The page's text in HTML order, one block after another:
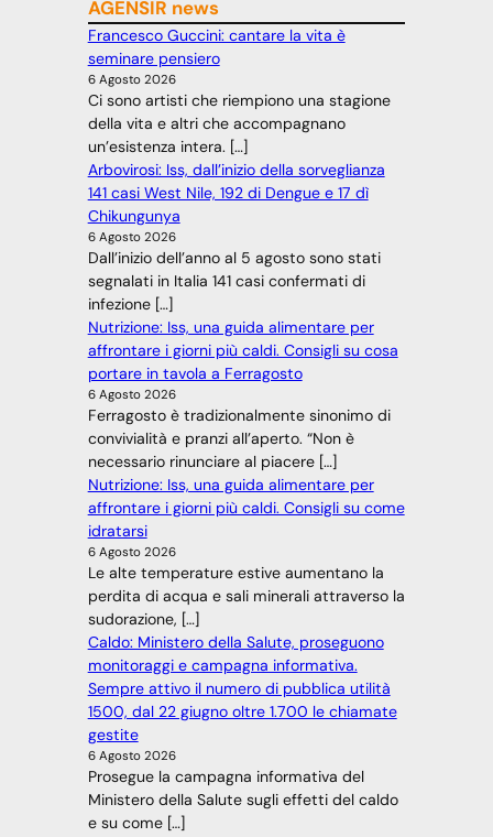
AGENSIR news
Francesco Guccini: cantare la vita è
seminare pensiero
6 Agosto 2026
Ci sono artisti che riempiono una stagione
della vita e altri che accompagnano
un’esistenza intera. […]
Arbovirosi: Iss, dall’inizio della sorveglianza
141 casi West Nile, 192 di Dengue e 17 dì
Chikungunya
6 Agosto 2026
Dall’inizio dell’anno al 5 agosto sono stati
segnalati in Italia 141 casi confermati di
infezione […]
Nutrizione: Iss, una guida alimentare per
affrontare i giorni più caldi. Consigli su cosa
portare in tavola a Ferragosto
6 Agosto 2026
Ferragosto è tradizionalmente sinonimo di
convivialità e pranzi all’aperto. “Non è
necessario rinunciare al piacere […]
Nutrizione: Iss, una guida alimentare per
affrontare i giorni più caldi. Consigli su come
idratarsi
6 Agosto 2026
Le alte temperature estive aumentano la
perdita di acqua e sali minerali attraverso la
sudorazione, […]
Caldo: Ministero della Salute, proseguono
monitoraggi e campagna informativa.
Sempre attivo il numero di pubblica utilità
1500, dal 22 giugno oltre 1.700 le chiamate
gestite
6 Agosto 2026
Prosegue la campagna informativa del
Ministero della Salute sugli effetti del caldo
e su come […]